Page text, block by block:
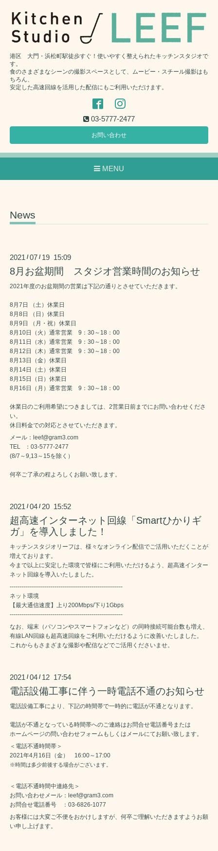
港区 大門・浜松町駅徒歩すぐ！使いやすく整えられたキッチンスタジオで
す。
食のさまざまなシーンの撮影スペースとして、ムービー・スチール撮影はも
ちろん、
安定した高速回線を活用した配信にもご利用いただけます。
03-5777-2477
お問い合わせ
MENU
News
2021 /07 / 19 15:09
8月お盆期間 スタジオ営業時間のお知らせ
2021年度のお盆期間の営業は下記の通りとさせていただきます。
8月7日 （土）休業日
8月8日 （日）休業日
8月9日 （月・祝）休業日
8月10日（火）通常営業 9：30～18：00
8月11日（水）通常営業 9：30～18：00
8月12日（木）通常営業 9：30～18：00
8月13日（金）休業日
8月14日（土）休業日
8月15日（日）休業日
8月16日（月）通常営業 9：30～18：00
休業日のご利用希望につきましては、2営業日前までにお問い合わせくださ
い。
休日料金での対応とさせていただきます。
メール：leef@gram3.com
TEL ：03-5777-2477
(8/7～9,13～15を除く）
何卒ご了承の程よろしくお願い致します。
2021 /04 / 20 15:52
超高速インターネット回線「Smartひかりギ
ガ」を導入しました！
キッチンスタジオリーフは、様々なオンライン配信でご活用いただくことが
増えております。
今まで以上に安定した環境で皆様にご利用いただけるよう、超高速インター
ネット回線を導入いたしました。
----------------------------------------------------------
ネット環境
【最大通信速度】上り200Mbps/下り1Gbps
----------------------------------------------------------
なお、端末（パソコンやスマートフォンなど）の同時接続可能台数も増え、
有線LAN回線も超高速回線をご利用いただけるように改善いたしました。
これからもさまざまな撮影や配信などでご活用くださいませ。
2021 /04 / 12 17:54
電話設備工事に伴う一時電話不通のお知らせ
電話設備工事により、下記の時間帯で一時的に電話が不通となります。
電話が不通となっている時間帯へのご連絡はお問合せ電話番号または
ホームページの問い合わせフォームもしくはメールにてお願い致します。
＜電話不通時間帯＞
2021年4月16日（金） 16:00～17:00
※時間は多少前後する場合がございます。
＜電話不通時間中連絡先＞
お問い合わせメール：leef@gram3.com
お問合せ電話番号 ：03-6826-1077
お客様には大変ご不便をおかけしますが、何卒ご理解いただきますようお願
い申し上げます。